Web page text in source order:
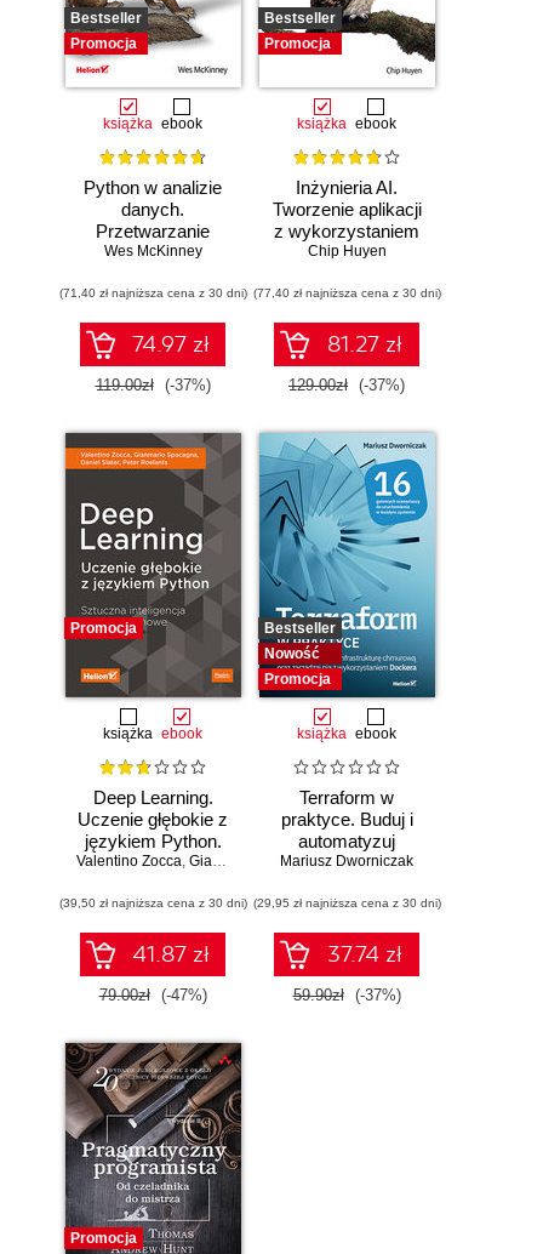
Bestseller
Promocja
książka ebook
Python w analizie
danych.
Przetwarzanie
danych za pomocą
NumPy oraz
środowiska
Jupyter. Wydanie
III
Wes McKinney
(71,40 zł najniższa cena z 30 dni)
74.97 zł
119.00zł (-37%)
Bestseller
Promocja
książka ebook
Inżynieria AI.
Tworzenie aplikacji
z wykorzystaniem
modeli bazowych
Chip Huyen
(77,40 zł najniższa cena z 30 dni)
81.27 zł
129.00zł (-37%)
Promocja
książka ebook
Deep Learning.
Uczenie głębokie z
językiem Python.
Sztuczna
neuronowe
Valentino Zocca, Gianmario Spacagna , Daniel Slater
(39,50 zł najniższa cena z 30 dni)
41.87 zł
79.00zł (-47%)
Bestseller
Nowość
Promocja
książka ebook
Terraform w
praktyce. Buduj i
automatyzuj
infrastrukturę
zarządzaj nią z
wykorzystaniem
Dockera
Mariusz Dworniczak
(29,95 zł najniższa cena z 30 dni)
37.74 zł
59.90zł (-37%)
Promocja